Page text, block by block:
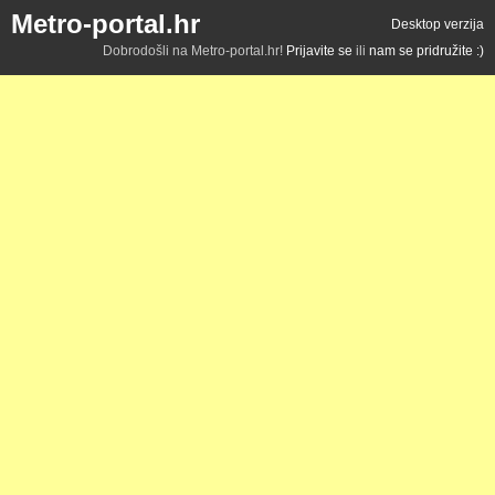
Metro-portal.hr
Desktop verzija
Dobrodošli na Metro-portal.hr! Prijavite se ili nam se pridružite :)